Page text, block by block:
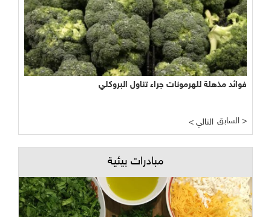
فوائد مذهلة للهرمونات جراء تناول البروكلي
< التالي السابق >
مبادرات بيئية